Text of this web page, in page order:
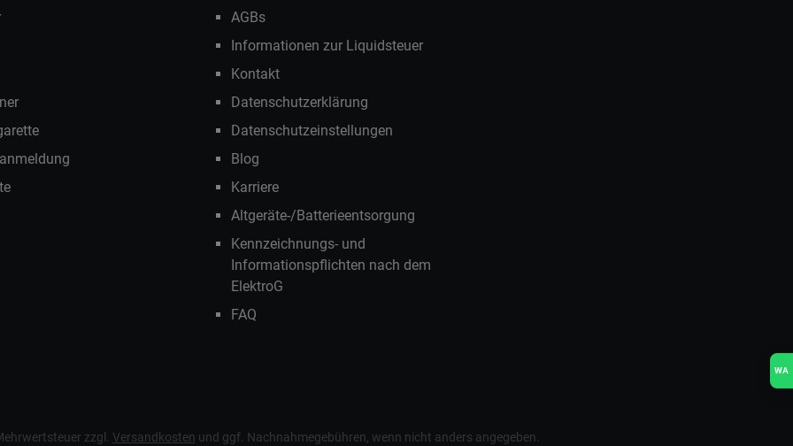
AGBs
Informationen zur Liquidsteuer
Kontakt
Datenschutzerklärung
Datenschutzeinstellungen
Blog
Karriere
Altgeräte-/Batterieentsorgung
Kennzeichnungs- und
Informationspflichten nach dem
ElektroG
FAQ
zzgl. Versandkosten und ggf. Nachnahmegebühren, wenn nicht anders angegeben.
WA